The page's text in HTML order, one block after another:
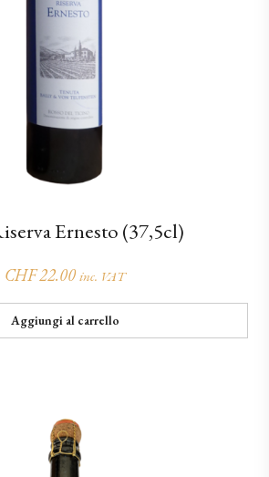
Ernesto (37,5cl)
CHF22.00 inc. VAT
Aggiungi al carrello